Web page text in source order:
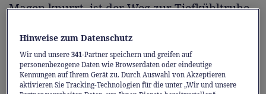
Magen knurrt, ist der Weg zur Tiefkühltruhe
Tiefkühlpizza hat sich inzwischen als Retterin
in der Not etabliert. Doch dieser Komfort kam
lange Zeit mit einer Kehrseite: Convenience
Hinweise zum Datenschutz
Wir und unsere341-Partner speichern und greifen auf
personenbezogene Daten wie Browserdaten oder eindeutige
Kennungen auf Ihrem Gerät zu. Durch Auswahl von Akzeptieren
aktivieren Sie Tracking-Technologien für die unter „Wir und unsere